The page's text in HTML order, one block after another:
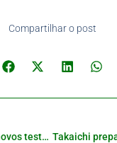
Compartilhar o post
Trump autoriza novos testes nucleares — e Japão reage com indignação